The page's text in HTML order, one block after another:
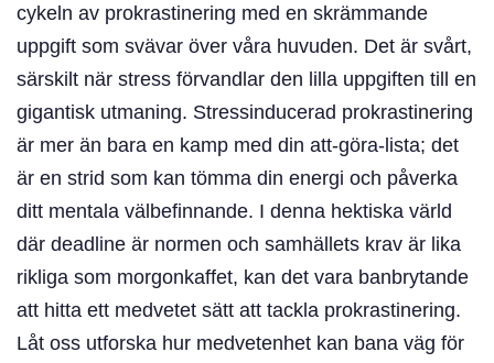
cykeln av prokrastinering med en skrämmande
uppgift som svävar över våra huvuden. Det är svårt,
särskilt när stress förvandlar den lilla uppgiften till en
gigantisk utmaning. Stressinducerad prokrastinering
är mer än bara en kamp med din att-göra-lista; det
är en strid som kan tömma din energi och påverka
ditt mentala välbefinnande. I denna hektiska värld
där deadline är normen och samhällets krav är lika
rikliga som morgonkaffet, kan det vara banbrytande
att hitta ett medvetet sätt att tackla prokrastinering.
Låt oss utforska hur medvetenhet kan bana väg för